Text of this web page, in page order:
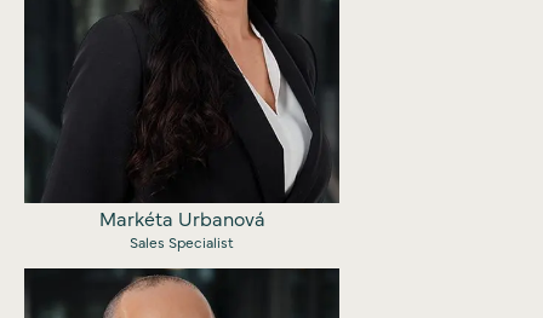
Markéta Urbanová
Sales Specialist